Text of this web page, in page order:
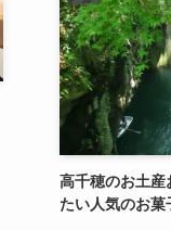
高千穂のお土産
たい人気のお菓